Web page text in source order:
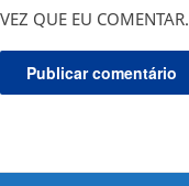
VEZ QUE EU COMENTAR.